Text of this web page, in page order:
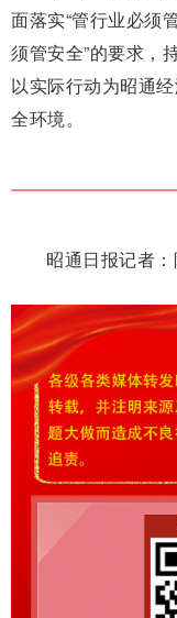
面落实“管行业必须
须管安全”的要求，
以实际行动为昭通
全环境。
昭通日报记者